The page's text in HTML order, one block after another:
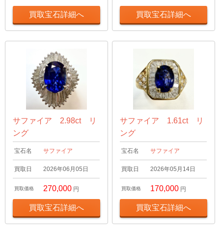
買取宝石詳細へ 買取宝石詳細へ
サファイア 2.98ct リ
ング
宝石名 サファイア
買取日 2026年06月05日
買取価格 270,000 円
買取宝石詳細へ
サファイア 1.61ct リ
ング
宝石名 サファイア
買取日 2026年05月14日
買取価格 170,000 円
買取宝石詳細へ